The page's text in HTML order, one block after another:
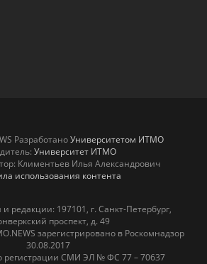
РазработаноУниверситетом ИТМО
Университет ИТМО
Климентьев Илья Александрович
использования контента
редакции: 197101, г. Санкт-Петербург,
проспект, д. 49
зарегистрировано в Роскомнадзор
30.08.2017
регистрации СМИ ЭЛ № ФС 77 – 70637